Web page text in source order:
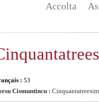
Accolta
: 53
Cismuntincu :